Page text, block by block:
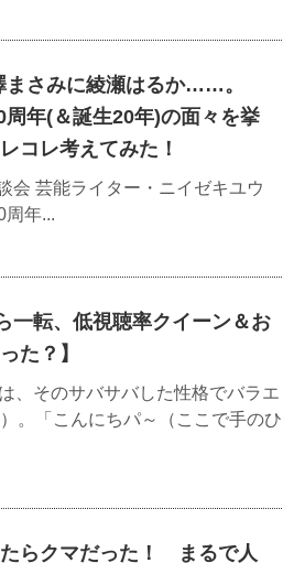
さみに綾瀬はるか……。
年(＆誕生20年)の面々を挙
コレ考えてみた！
会 芸能ライター・ニイゼキユウ
年...
転、低視聴率クイーン＆お
た？】
、そのサバサバした性格でバラエ
。「こんにちパ～（ここで手のひ
らクマだった！ まるで人